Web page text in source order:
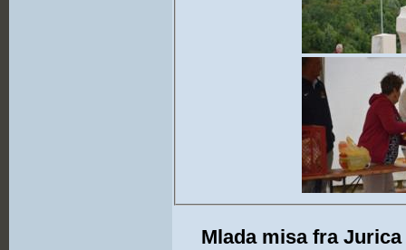
Mlada misa fra